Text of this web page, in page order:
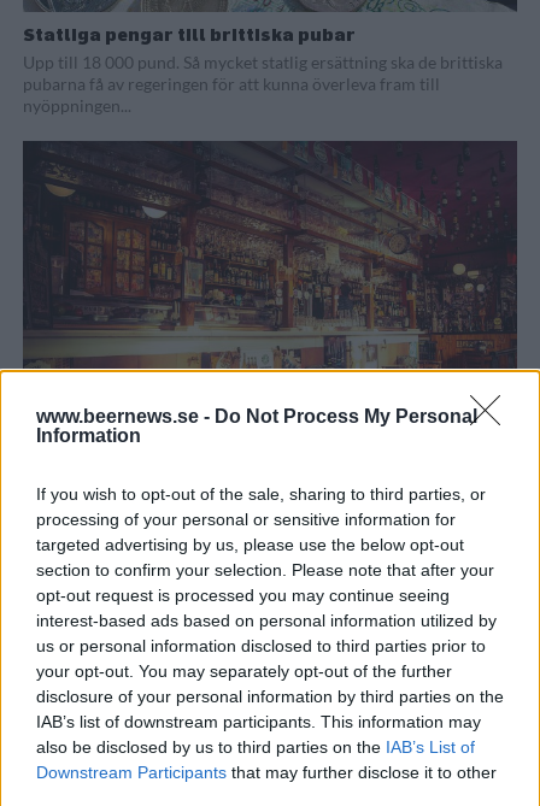
www.beernews.se - Do Not Process My Personal
Information
If you wish to opt-out of the sale, sharing to third parties, or
processing of your personal or sensitive information for
targeted advertising by us, please use the below opt-out
section to confirm your selection. Please note that after your
opt-out request is processed you may continue seeing
interest-based ads based on personal information utilized by
us or personal information disclosed to third parties prior to
your opt-out. You may separately opt-out of the further
disclosure of your personal information by third parties on the
IAB’s list of downstream participants. This information may
also be disclosed by us to third parties on the IAB’s List of
Downstream Participants that may further disclose it to other
Statliga pengar till brittiska pubar
Upp till 18 000 pund. Så mycket statlig ersättning ska de brittiska
pubarna få av regeringen för att kunna överleva fram till
nyöppningen...
Stark kritik mot nya brittiska reglerna
Storbritannien. Nu har Camra fått nog och sågar förslaget.